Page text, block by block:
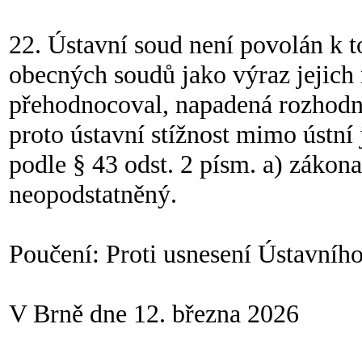
22. Ústavní soud není povolán k
obecných soudů jako výraz
přehodnocoval, napadená
proto ústavní stížnost mimo
podle § 43 odst. 2 písm. a)
neopodstatněný.
Poučení: Proti usnesení
V Brně dne 12. března 2026